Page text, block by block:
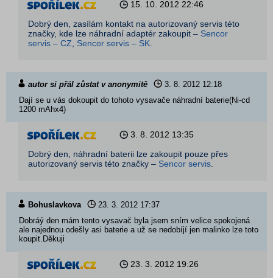
15. 10. 2012 22:46
Dobrý den, zasílám kontakt na autorizovaný servis této
značky, kde lze náhradní adaptér zakoupit – Sencor
servis – CZ
Sencor servis – SK
autor si přál zůstat v anonymitě 3. 8. 2012 12:18
Dají se u vás dokoupit do tohoto vysavače náhradní baterie(Ni-cd
1200 mAhx4)
3. 8. 2012 13:35
Dobrý den, náhradní baterii lze zakoupit pouze přes
autorizovaný servis této značky – Sencor servis
Bohuslavkova 23. 3. 2012 17:37
Dobráý den mám tento vysavač byla jsem sním velice spokojená
ale najednou odešly asi baterie a už se nedobíjí jen malinko lze toto
koupit.Děkuji
23. 3. 2012 19:26